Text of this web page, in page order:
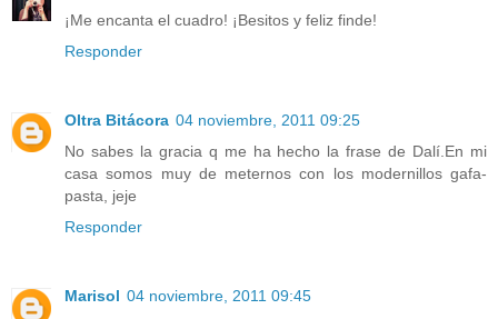
¡Me encanta el cuadro! ¡Besitos y feliz finde!
Responder
Oltra Bitácora 04 noviembre, 2011 09:25
No sabes la gracia q me ha hecho la frase de Dalí.En mi
casa somos muy de meternos con los modernillos gafa-
pasta, jeje
Responder
Marisol 04 noviembre, 2011 09:45